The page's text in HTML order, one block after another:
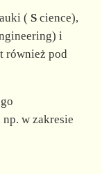
( Science),
i
również pod
w zakresie